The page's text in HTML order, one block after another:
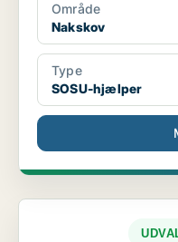
Område
Nakskov
Type
SOSU-hjælper